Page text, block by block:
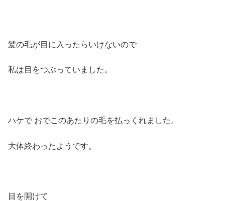
髪の毛が目に入ったらいけないので
私は目をつぶっていました。
ハケで おでこのあたりの毛を払っくれました。
大体終わったようです。
目を開けて